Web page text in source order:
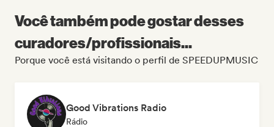
Você também pode gostar desses
curadores/profissionais...
Porque você está visitando o perfil de SPEEDUPMUSIC
Good Vibrations Radio
Rádio